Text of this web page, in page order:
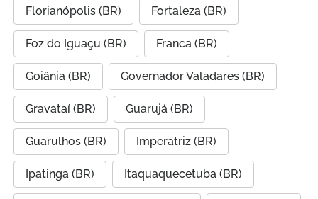
Florianópolis (BR) Fortaleza (BR)
Foz do Iguaçu (BR) Franca (BR)
Goiânia (BR) Governador Valadares (BR)
Gravataí (BR) Guarujá (BR)
Guarulhos (BR) Imperatriz (BR)
Ipatinga (BR) Itaquaquecetuba (BR)